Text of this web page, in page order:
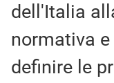
dell'Italia
normativa
definire le